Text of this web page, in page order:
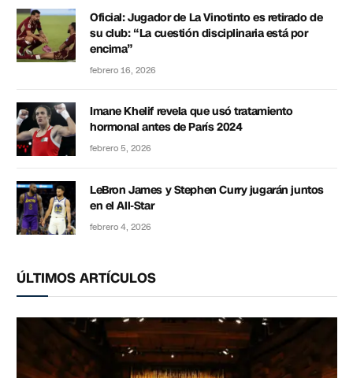
Oficial: Jugador de La Vinotinto es retirado de
su club: “La cuestión disciplinaria está por
encima”
febrero 16, 2026
Imane Khelif revela que usó tratamiento
hormonal antes de París 2024
febrero 5, 2026
LeBron James y Stephen Curry jugarán juntos
en el All-Star
febrero 4, 2026
ÚLTIMOS ARTÍCULOS